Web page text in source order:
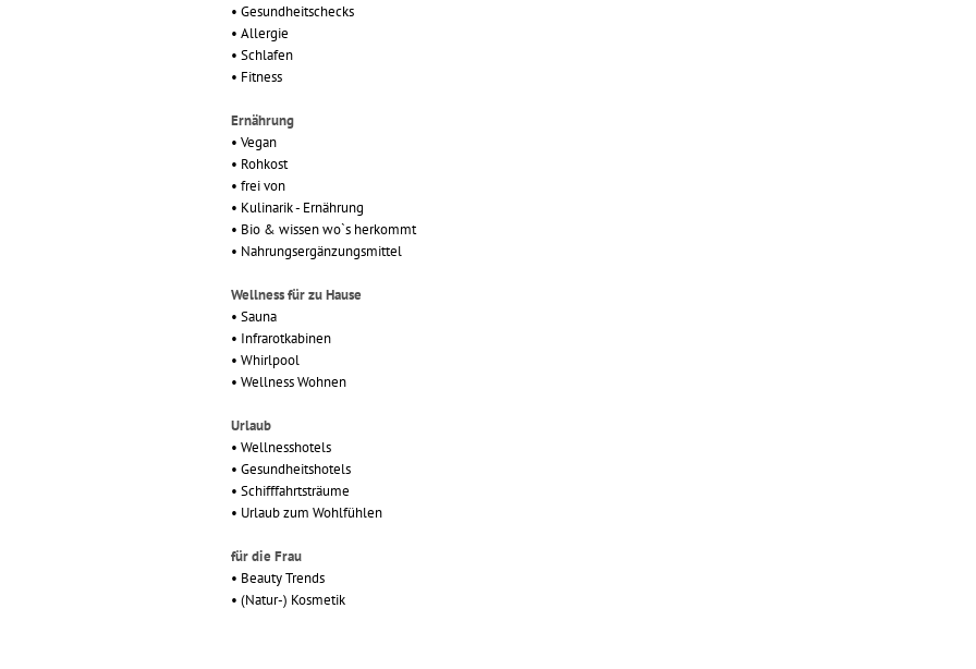
• Gesundheitschecks
• Allergie
• Schlafen
• Fitness
Ernährung
• Vegan
• Rohkost
• frei von
• Kulinarik - Ernährung
• Bio & wissen wo`s herkommt
• Nahrungsergänzungsmittel
Wellness für zu Hause
• Sauna
• Infrarotkabinen
• Whirlpool
• Wellness Wohnen
Urlaub
• Wellnesshotels
• Gesundheitshotels
• Schifffahrtsträume
• Urlaub zum Wohlfühlen
für die Frau
• Beauty Trends
• (Natur-) Kosmetik